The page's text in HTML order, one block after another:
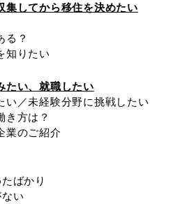
集してから移住を決めたい
る？
知りたい
たい、就職したい
い／未経験分野に挑戦したい
き方は？
業のご紹介
ばかり
い